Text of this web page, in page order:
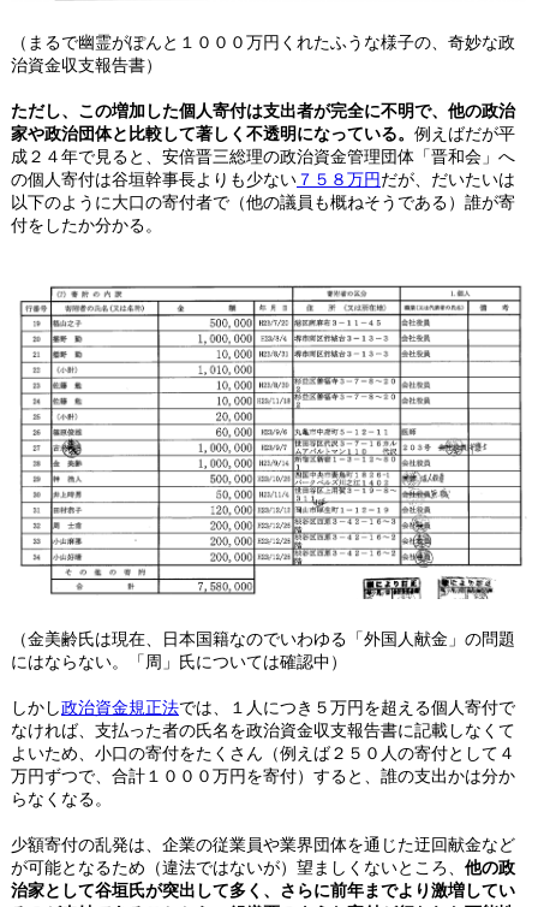
（まるで幽霊がぽんと１０００万円くれたふうな様子の、奇妙な政
治資金収支報告書）
ただし、この増加した個人寄付は支出者が完全に不明で、他の政治
家や政治団体と比較して著しく不透明になっている。 例えばだが平
成２４年で見ると、安倍晋三総理の政治資金管理団体「晋和会」へ
の個人寄付は谷垣幹事長よりも少ない ７５８万円だが、だいたいは
以下のように大口の寄付者で（他の議員も概ねそうである）誰が寄
付をしたか分かる。
（金美齢氏は現在、日本国籍なのでいわゆる「外国人献金」の問題
にはならない。「周」氏については確認中）
しかし政治資金規正法では、１人につき５万円を超える個人寄付で
なければ、支払った者の氏名を政治資金収支報告書に記載しなくて
よいため、小口の寄付をたくさん（例えば２５０人の寄付として４
万円ずつで、合計１０００万円を寄付）すると、誰の支出かは分か
らなくなる。
少額寄付の乱発は、企業の従業員や業界団体を通じた迂回献金など
が可能となるため（違法ではないが）望ましくないところ、 他の政
治家として谷垣氏が突出して多く、さらに前年までより激増してい